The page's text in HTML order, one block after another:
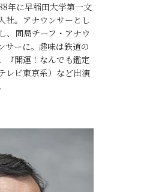
年に早稲田大学第一文
社。アナウンサーとし
、同局チーフ・アナウ
サーに。趣味は鉄道の
『開運！なんでも鑑定
レビ東京系）など出演